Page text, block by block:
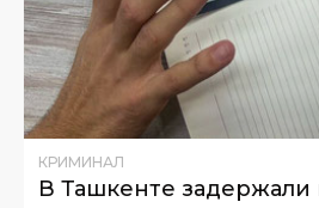
КРИМИНАЛ
В Ташкенте